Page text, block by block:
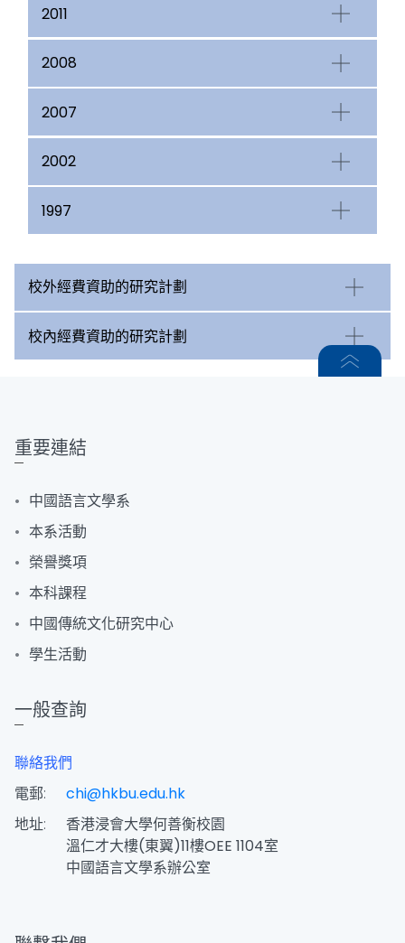
2011
2008
2007
2002
1997
校外經費資助的研究計劃
校內經費資助的研究計劃
重要連結
中國語言文學系
本系活動
榮譽獎項
本科課程
中國傳統文化研究中心
學生活動
一般查詢
聯絡我們
電郵:
chi@hkbu.edu.hk
地址:
香港浸會大學何善衡校園
溫仁才大樓(東翼)11樓OEE 1104室
中國語言文學系辦公室